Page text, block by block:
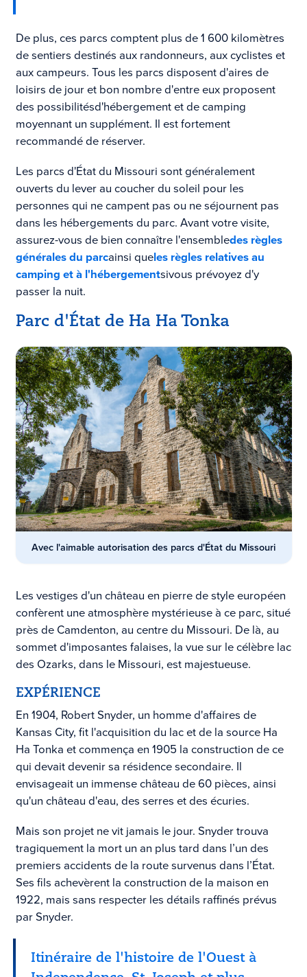
De plus, ces parcs comptent plus de 1 600 kilomètres
de sentiers destinés aux randonneurs, aux cyclistes et
aux campeurs. Tous les parcs disposent d'aires de
loisirs de jour et bon nombre d'entre eux proposent
des possibilitésd'hébergement et de camping
moyennant un supplément. Il est fortement
recommandé de réserver.
Les parcs d'État du Missouri sont généralement
ouverts du lever au coucher du soleil pour les
personnes qui ne campent pas ou ne séjournent pas
dans les hébergements du parc. Avant votre visite,
assurez-vous de bien connaître l'ensembledes règles
générales du parcainsi queles règles relatives au
camping et à l'hébergementsivous prévoyez d'y
passer la nuit.
Parc d'État de Ha Ha Tonka
Avec l'aimable autorisation des parcs d'État du Missouri
Les vestiges d'un château en pierre de style européen
confèrent une atmosphère mystérieuse à ce parc, situé
près de Camdenton, au centre du Missouri. De là, au
sommet d'imposantes falaises, la vue sur le célèbre lac
des Ozarks, dans le Missouri, est majestueuse.
EXPÉRIENCE
En 1904, Robert Snyder, un homme d'affaires de
Kansas City, fit l'acquisition du lac et de la source Ha
Ha Tonka et commença en 1905 la construction de ce
qui devait devenir sa résidence secondaire. Il
envisageait un immense château de 60 pièces, ainsi
qu'un château d'eau, des serres et des écuries.
Mais son projet ne vit jamais le jour. Snyder trouva
tragiquement la mort un an plus tard dans l’un des
premiers accidents de la route survenus dans l’État.
Ses fils achevèrent la construction de la maison en
1922, mais sans respecter les détails raffinés prévus
par Snyder.
Itinéraire de l'histoire de l'Ouest à